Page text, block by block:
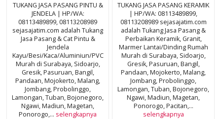
TUKANG JASA PASANG PINTU &
JENDELA | HP/WA:
08113489899, 08113208989
sejasajatim.com adalah Tukang
Jasa Pasang & Cat Pintu &
Jendela
Kayu/Besi/Kaca/Aluminiun/PVC
Murah di Surabaya, Sidoarjo,
Gresik, Pasuruan, Bangil,
Pandaan, Mojokerto, Malang,
Jombang, Probolinggo,
Lamongan, Tuban, Bojonegoro,
Ngawi, Madiun, Magetan,
Ponorogo,... selengkapnya
TUKANG JASA PASANG KERAMIK
| HP/WA: 08113489899,
08113208989 sejasajatim.com
adalah Tukang Jasa Pasang &
Perbaikan Keramik, Granit,
Marmer Lantai/Dinding Rumah
Murah di Surabaya, Sidoarjo,
Gresik, Pasuruan, Bangil,
Pandaan, Mojokerto, Malang,
Jombang, Probolinggo,
Lamongan, Tuban, Bojonegoro,
Ngawi, Madiun, Magetan,
Ponorogo, Pacitan,...
selengkapnya